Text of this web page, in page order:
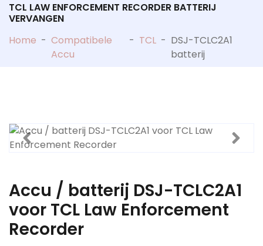
TCL LAW ENFORCEMENT RECORDER BATTERIJ
VERVANGEN
Home - Compatibele
Accu
- TCL - DSJ-TCLC2A1
batterij
Accu / batterij DSJ-TCLC2A1
voor TCL Law Enforcement
Recorder